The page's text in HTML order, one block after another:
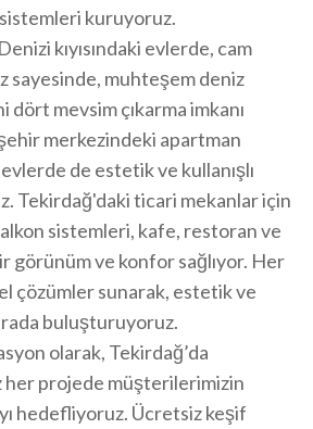
kuruyoruz.
kıyısındaki evlerde, cam
sayesinde, muhteşem deniz
dört mevsim çıkarma imkanı
merkezindeki apartman
de estetik ve kullanışlı
Tekirdağ'daki ticari mekanlar için
sistemleri, kafe, restoran ve
görünüm ve konfor sağlıyor. Her
çözümler sunarak, estetik ve
buluşturuyoruz.
olarak, Tekirdağ’da
projede müşterilerimizin
hedefliyoruz. Ücretsiz keşif